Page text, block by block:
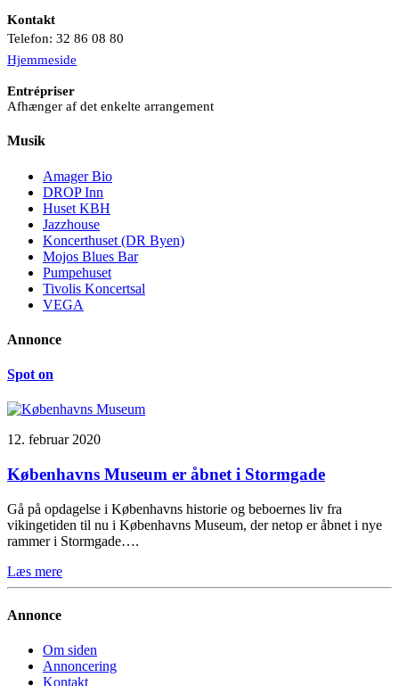
Kontakt
Telefon: 32 86 08 80
Hjemmeside
Entrépriser
Afhænger af det enkelte arrangement
Musik
Amager Bio
DROP Inn
Huset KBH
Jazzhouse
Koncerthuset (DR Byen)
Mojos Blues Bar
Pumpehuset
Tivolis Koncertsal
VEGA
Annonce
Spot on
12. februar 2020
Københavns Museum er åbnet i Stormgade
Gå på opdagelse i Københavns historie og beboernes liv fra
vikingetiden til nu i Københavns Museum, der netop er åbnet i nye
rammer i Stormgade….
Læs mere
Annonce
Om siden
Annoncering
Kontakt